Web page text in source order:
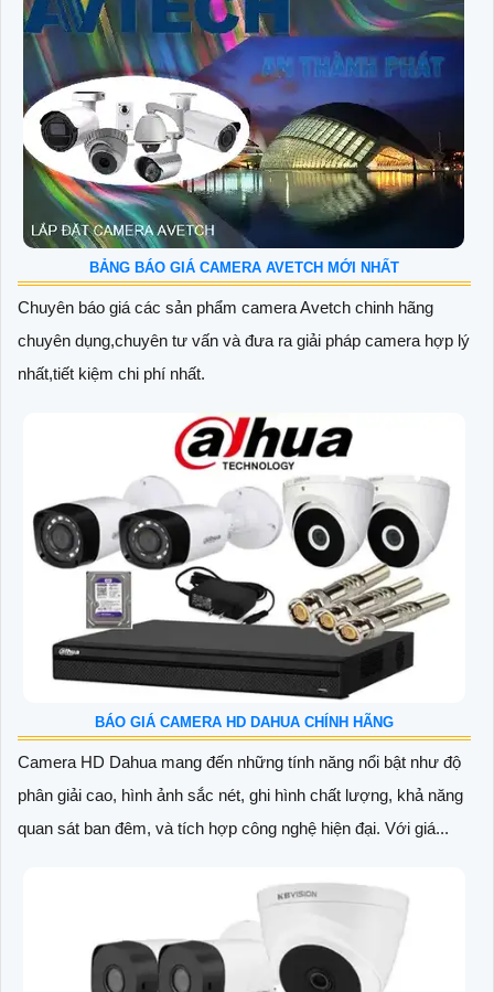
BẢNG BÁO GIÁ CAMERA AVETCH MỚI NHẤT
Chuyên báo giá các sản phẩm camera Avetch chinh hãng
chuyên dụng,chuyên tư vấn và đưa ra giải pháp camera hợp lý
nhất,tiết kiệm chi phí nhất.
BÁO GIÁ CAMERA HD DAHUA CHÍNH HÃNG
Camera HD Dahua mang đến những tính năng nổi bật như độ
phân giải cao, hình ảnh sắc nét, ghi hình chất lượng, khả năng
quan sát ban đêm, và tích hợp công nghệ hiện đại. Với giá...